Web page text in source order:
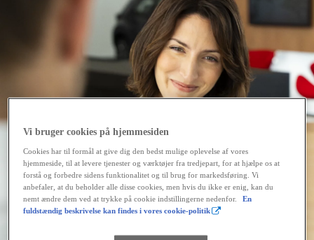
Vi bruger cookies på hjemmesiden
Cookies har til formål at give dig den bedst mulige oplevelse af vores
hjemmeside, til at levere tjenester og værktøjer fra tredjepart, for at hjælpe os at
forstå og forbedre sidens funktionalitet og til brug for markedsføring. Vi
anbefaler, at du beholder alle disse cookies, men hvis du ikke er enig, kan du
nemt ændre dem ved at trykke på cookie indstillingerne nedenfor.
En
fuldstændig beskrivelse kan findes i vores cookie-politik